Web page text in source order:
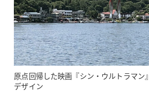
原点回帰した映画『シン・ウルトラマン
デザイン